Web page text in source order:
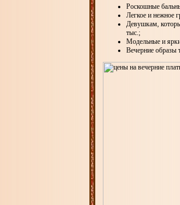
Роскошные
Легкое и нежное
Девушкам,
тыс.;
Модельные и
Вечерние образы